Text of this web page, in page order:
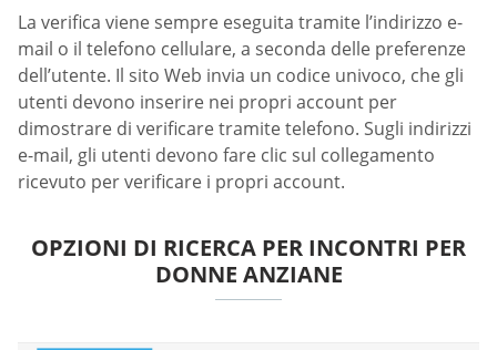
La verifica viene sempre eseguita tramite l’indirizzo e-
mail o il telefono cellulare, a seconda delle preferenze
dell’utente. Il sito Web invia un codice univoco, che gli
utenti devono inserire nei propri account per
dimostrare di verificare tramite telefono. Sugli indirizzi
e-mail, gli utenti devono fare clic sul collegamento
ricevuto per verificare i propri account.
OPZIONI DI RICERCA PER INCONTRI PER
DONNE ANZIANE